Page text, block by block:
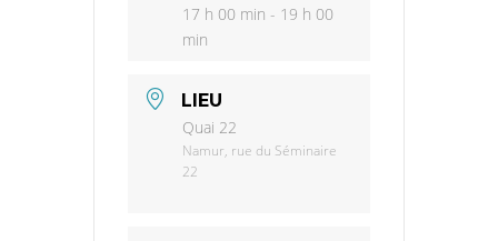
17 h 00 min - 19 h 00
min
LIEU
Quai 22
Namur, rue du Séminaire
22